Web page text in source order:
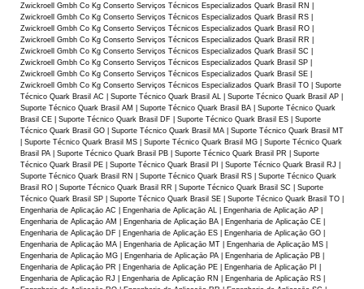
Zwickroell Gmbh Co Kg Conserto Serviços Técnicos Especializados Quark Brasil RN |
Zwickroell Gmbh Co Kg Conserto Serviços Técnicos Especializados Quark Brasil RS |
Zwickroell Gmbh Co Kg Conserto Serviços Técnicos Especializados Quark Brasil RO |
Zwickroell Gmbh Co Kg Conserto Serviços Técnicos Especializados Quark Brasil RR |
Zwickroell Gmbh Co Kg Conserto Serviços Técnicos Especializados Quark Brasil SC |
Zwickroell Gmbh Co Kg Conserto Serviços Técnicos Especializados Quark Brasil SP |
Zwickroell Gmbh Co Kg Conserto Serviços Técnicos Especializados Quark Brasil SE |
Zwickroell Gmbh Co Kg Conserto Serviços Técnicos Especializados Quark Brasil TO | Suporte
Técnico Quark Brasil AC | Suporte Técnico Quark Brasil AL | Suporte Técnico Quark Brasil AP |
Suporte Técnico Quark Brasil AM | Suporte Técnico Quark Brasil BA | Suporte Técnico Quark
Brasil CE | Suporte Técnico Quark Brasil DF | Suporte Técnico Quark Brasil ES | Suporte
Técnico Quark Brasil GO | Suporte Técnico Quark Brasil MA | Suporte Técnico Quark Brasil MT
| Suporte Técnico Quark Brasil MS | Suporte Técnico Quark Brasil MG | Suporte Técnico Quark
Brasil PA | Suporte Técnico Quark Brasil PB | Suporte Técnico Quark Brasil PR | Suporte
Técnico Quark Brasil PE | Suporte Técnico Quark Brasil PI | Suporte Técnico Quark Brasil RJ |
Suporte Técnico Quark Brasil RN | Suporte Técnico Quark Brasil RS | Suporte Técnico Quark
Brasil RO | Suporte Técnico Quark Brasil RR | Suporte Técnico Quark Brasil SC | Suporte
Técnico Quark Brasil SP | Suporte Técnico Quark Brasil SE | Suporte Técnico Quark Brasil TO |
Engenharia de Aplicaçāo AC | Engenharia de Aplicaçāo AL | Engenharia de Aplicaçāo AP |
Engenharia de Aplicaçāo AM | Engenharia de Aplicaçāo BA | Engenharia de Aplicaçāo CE |
Engenharia de Aplicaçāo DF | Engenharia de Aplicaçāo ES | Engenharia de Aplicaçāo GO |
Engenharia de Aplicaçāo MA | Engenharia de Aplicaçāo MT | Engenharia de Aplicaçāo MS |
Engenharia de Aplicaçāo MG | Engenharia de Aplicaçāo PA | Engenharia de Aplicaçāo PB |
Engenharia de Aplicaçāo PR | Engenharia de Aplicaçāo PE | Engenharia de Aplicaçāo PI |
Engenharia de Aplicaçāo RJ | Engenharia de Aplicaçāo RN | Engenharia de Aplicaçāo RS |